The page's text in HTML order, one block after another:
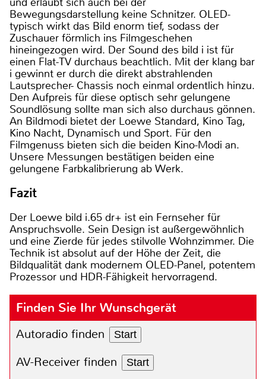
Bewegungsdarstellung keine Schnitzer. OLED-
typisch wirkt das Bild enorm tief, sodass der
Zuschauer förmlich ins Filmgeschehen
hineingezogen wird. Der Sound des bild i ist für
einen Flat-TV durchaus beachtlich. Mit der klang bar
i gewinnt er durch die direkt abstrahlenden
Lautsprecher- Chassis noch einmal ordentlich hinzu.
Den Aufpreis für diese optisch sehr gelungene
Soundlösung sollte man sich also durchaus gönnen.
An Bildmodi bietet der Loewe Standard, Kino Tag,
Kino Nacht, Dynamisch und Sport. Für den
Filmgenuss bieten sich die beiden Kino-Modi an.
Unsere Messungen bestätigen beiden eine
gelungene Farbkalibrierung ab Werk.
Fazit
Der Loewe bild i.65 dr+ ist ein Fernseher für
Anspruchsvolle. Sein Design ist außergewöhnlich
und eine Zierde für jedes stilvolle Wohnzimmer. Die
Technik ist absolut auf der Höhe der Zeit, die
Bildqualität dank modernem OLED-Panel, potentem
Prozessor und HDR-Fähigkeit hervorragend.
Finden Sie Ihr Wunschgerät
Autoradio finden Start
AV-Receiver finden Start